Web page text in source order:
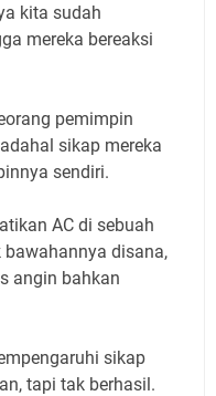
kita sudah
mereka bereaksi
pemimpin
sikap mereka
sendiri.
AC di sebuah
disana,
angin bahkan
sikap
tapi tak berhasil.